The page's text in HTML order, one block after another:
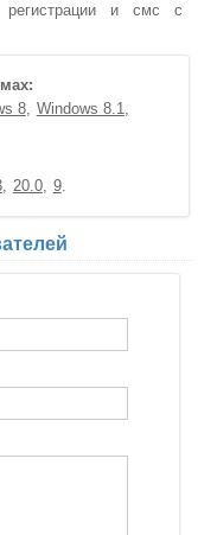
регистрации и смс с
8
Windows 8.1
20.0 9